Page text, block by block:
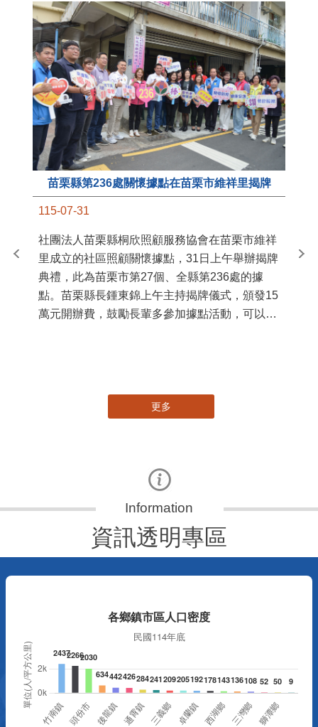
苗栗縣第236處關懷據點在苗栗市維祥里揭牌
115-07-31
社團法人苗栗縣桐欣照顧服務協會在苗栗市維祥
里成立的社區照顧關懷據點，31日上午舉辦揭牌
典禮，此為苗栗市第27個、全縣第236處的據
點。苗栗縣長鍾東錦上午主持揭牌儀式，頒發15
萬元開辦費，鼓勵長輩多參加據點活動，可以更
苗
更多
資訊透明專區